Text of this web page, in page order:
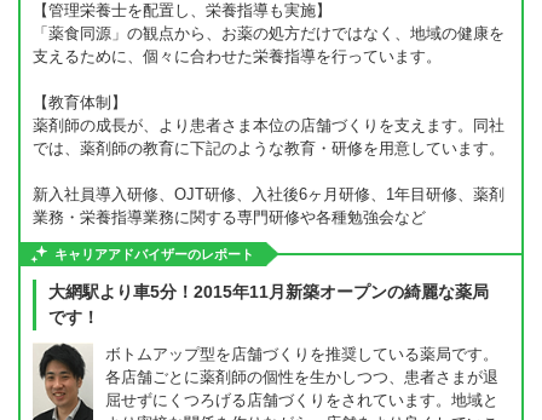
【管理栄養士を配置し、栄養指導も実施】
「薬食同源」の観点から、お薬の処方だけではなく、地域の健康を
支えるために、個々に合わせた栄養指導を行っています。
【教育体制】
薬剤師の成長が、より患者さま本位の店舗づくりを支えます。同社
では、薬剤師の教育に下記のような教育・研修を用意しています。
新入社員導入研修、OJT研修、入社後6ヶ月研修、1年目研修、薬剤
業務・栄養指導業務に関する専門研修や各種勉強会など
キャリアアドバイザーのレポート
大網駅より車5分！2015年11月新築オープンの綺麗な薬局
です！
ボトムアップ型を店舗づくりを推奨している薬局です。
各店舗ごとに薬剤師の個性を生かしつつ、患者さまが退
屈せずにくつろげる店舗づくりをされています。地域と